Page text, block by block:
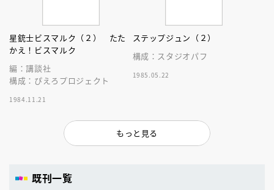
星銃士ビスマルク（２） たた
かえ！ビスマルク
編：講談社
構成：ぴえろプロジェクト
1984.11.21
ステップジュン（２）
構成：スタジオパフ
1985.05.22
もっと見る
既刊一覧